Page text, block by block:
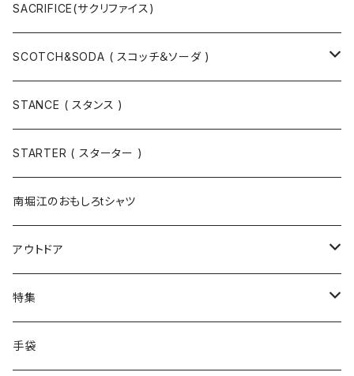
ベルト / サスペンダー
ニット
スウェット
Tシャツ / カットソー
半袖
長袖
手袋
ソックス
Tシャツ・カットソー
SACRIFICE(サクリファイス)
SCOTCH&SODA ( スコッチ＆ソーダ )
トップス
ボトムス
アウター
STANCE ( スタンス )
STARTER ( スターター )
南堀江のおもしろtシャツ
アウトドア
寝具・寝袋・ブランケット
食器・調理器具
特集
メール便送料無料★オリジナルT
手袋